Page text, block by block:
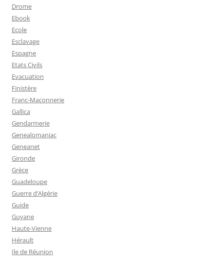
Drome
Ebook
Ecole
Esclavage
Espagne
Etats Civils
Evacuation
Finistère
Franc-Maçonnerie
Gallica
Gendarmerie
Genealomaniac
Geneanet
Gironde
Grèce
Guadeloupe
Guerre d’Algérie
Guide
Guyane
Haute-Vienne
Hérault
Ile de Réunion